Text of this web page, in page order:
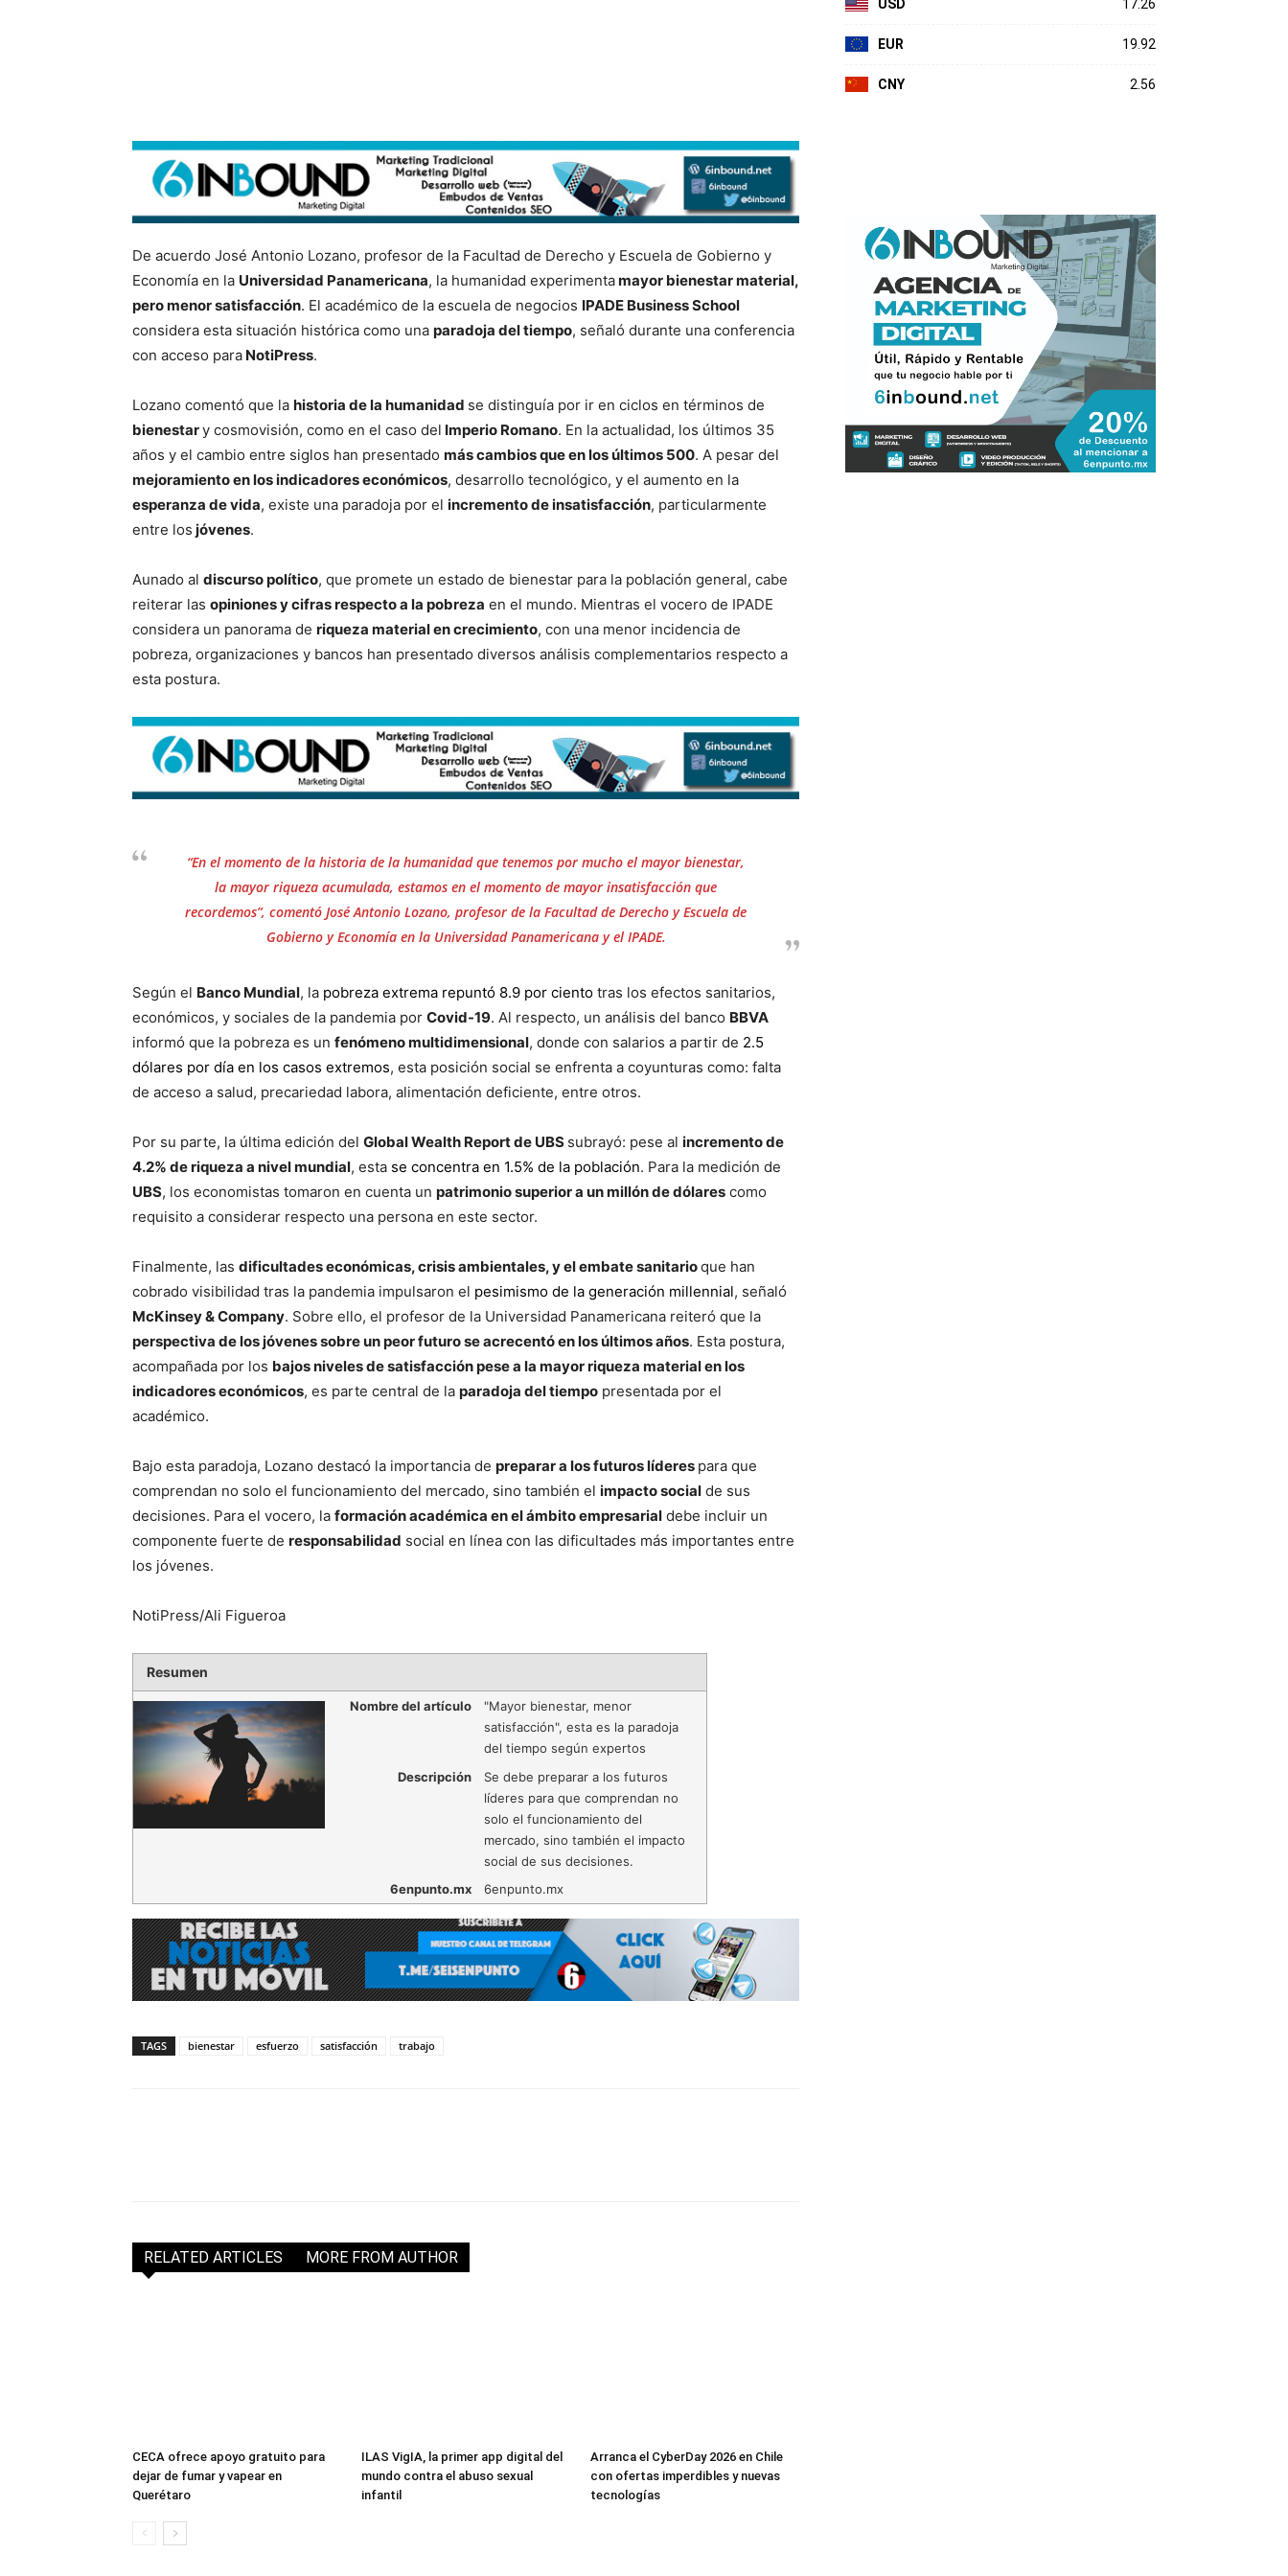
De acuerdo José Antonio Lozano, profesor de la Facultad de Derecho y Escuela de Gobierno y
Economía en la Universidad Panamericana, la humanidad experimentamayor bienestar material,
pero menor satisfacción. El académico de la escuela de negocios IPADE Business School
considera esta situación histórica como una paradoja del tiempo, señaló durante una conferencia
con acceso para NotiPress.
Lozano comentó que la historia de la humanidad se distinguía por ir en ciclos en términos de
bienestary cosmovisión, como en el caso del Imperio Romano. En la actualidad, los últimos 35
años y el cambio entre siglos han presentado más cambios que en los últimos 500. A pesar del
mejoramiento en los indicadores económicos, desarrollo tecnológico, y el aumento en la
esperanza de vida, existe una paradoja por el incremento de insatisfacción, particularmente
entre los jóvenes.
Aunado al discurso político, que promete un estado de bienestar para la población general, cabe
reiterar las opiniones y cifras respecto a la pobreza en el mundo. Mientras el vocero de IPADE
considera un panorama de riqueza material en crecimiento, con una menor incidencia de
pobreza, organizaciones y bancos han presentado diversos análisis complementarios respecto a
esta postura.
“En el momento de la historia de la humanidad que tenemos por mucho el mayor bienestar,
la mayor riqueza acumulada, estamos en el momento de mayor insatisfacción que
recordemos”, comentó José Antonio Lozano, profesor de la Facultad de Derecho y Escuela de
Gobierno y Economía en la Universidad Panamericana y el IPADE.
Según el Banco Mundial, la pobreza extrema repuntó 8.9 por ciento tras los efectos sanitarios,
económicos, y sociales de la pandemia por Covid-19. Al respecto, un análisis del banco BBVA
informó que la pobreza es un fenómeno multidimensional, donde con salarios a partir de 2.5
dólares por día en los casos extremos, esta posición social se enfrenta a coyunturas como: falta
de acceso a salud, precariedad labora, alimentación deficiente, entre otros.
Por su parte, la última edición del Global Wealth Report de UBS subrayó: pese al incremento de
4.2% de riqueza a nivel mundial, esta se concentra en 1.5% de la población. Para la medición de
UBS, los economistas tomaron en cuenta un patrimonio superior a un millón de dólares como
requisito a considerar respecto una persona en este sector.
Finalmente, las dificultades económicas, crisis ambientales, y el embate sanitarioque han
cobrado visibilidad tras la pandemia impulsaron el pesimismo de la generación millennial, señaló
McKinsey & Company. Sobre ello, el profesor de la Universidad Panamericana reiteró que la
perspectiva de los jóvenes sobre un peor futuro se acrecentó en los últimos años. Esta postura,
acompañada por los bajos niveles de satisfacción pese a la mayor riqueza material en los
indicadores económicos, es parte central de la paradoja del tiempo presentada por el
académico.
Bajo esta paradoja, Lozano destacó la importancia de preparar a los futuros líderes para que
comprendan no solo el funcionamiento del mercado, sino también el impacto social de sus
decisiones. Para el vocero, la formación académica en el ámbito empresarial debe incluir un
componente fuerte de responsabilidad social en línea con las dificultades más importantes entre
los jóvenes.
NotiPress/Ali Figueroa
Resumen
Nombre del artículo
"Mayor bienestar, menor
satisfacción", esta es la paradoja
del tiempo según expertos
Descripción
Se debe preparar a los futuros
líderes para que comprendan no
solo el funcionamiento del
mercado, sino también el impacto
social de sus decisiones.
6enpunto.mx
6enpunto.mx
TAGS bienestar esfuerzo satisfacción trabajo
RELATED ARTICLES MORE FROM AUTHOR
CECA ofrece apoyo gratuito para
dejar de fumar y vapear en
Querétaro
ILAS VigIA, la primer app digital del
mundo contra el abuso sexual
infantil
Arranca el CyberDay 2026 en Chile
con ofertas imperdibles y nuevas
tecnologías
USD 17.26
EUR 19.92
CNY 2.56